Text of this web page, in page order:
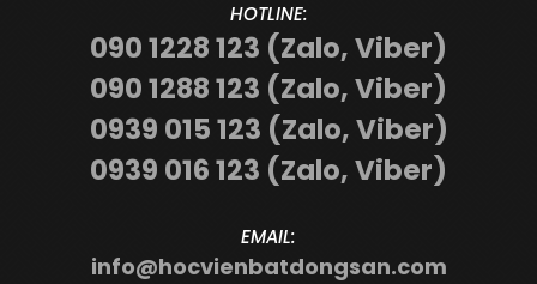
HOTLINE:
090 1228 123 (Zalo, Viber)
090 1288 123 (Zalo, Viber)
0939 015 123 (Zalo, Viber)
0939 016 123 (Zalo, Viber)
EMAIL:
info@hocvienbatdongsan.com